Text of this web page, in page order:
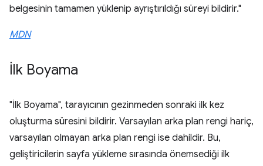
belgesinin tamamen yüklenip ayrıştırıldığı süreyi bildirir."
MDN
İlk Boyama
"İlk Boyama", tarayıcının gezinmeden sonraki ilk kez
oluşturma süresini bildirir. Varsayılan arka plan rengi hariç,
varsayılan olmayan arka plan rengi ise dahildir. Bu,
geliştiricilerin sayfa yükleme sırasında önemsediği ilk